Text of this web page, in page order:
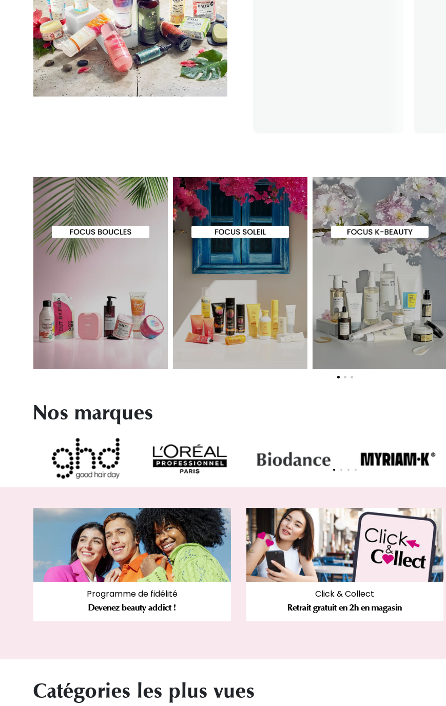
Nos marques
Programme de fidélité
Devenez beauty addict !
Click & Collect
Retrait gratuit en 2h en magasin
Catégories les plus vues